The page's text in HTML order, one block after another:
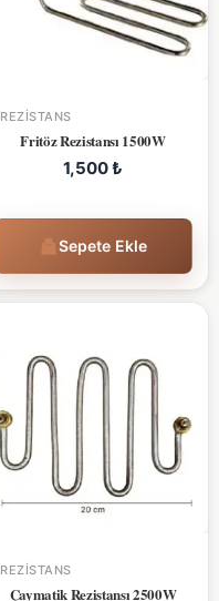
REZISTANS
Fritöz Rezistansı 1500W
1,500₺
Sepete Ekle
REZISTANS
Çaymatik Rezistansı 2500W